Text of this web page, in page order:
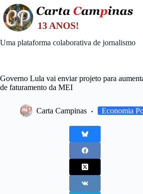
Skip
to
content
Uma plataforma colaborativa de jornalismo
Governo Lula vai enviar projeto para
de faturamento da MEI
Carta Campinas Economia